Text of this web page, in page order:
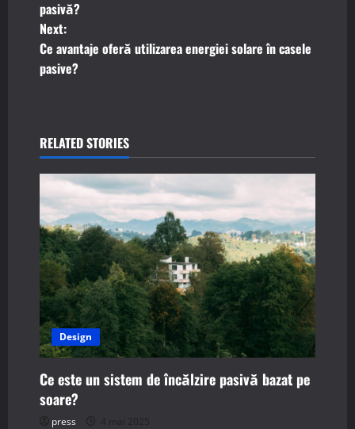
o
s
t
a
v
i
g
a
t
i
o
n
pasivă?
Next:
Ce avantaje oferă utilizarea energiei solare în casele
pasive?
RELATED STORIES
Design
Ce este un sistem de încălzire pasivă bazat pe
soare?
press 4 mai 2025